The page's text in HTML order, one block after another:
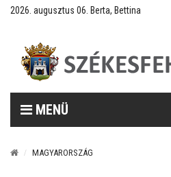
2026. augusztus 06. Berta, Bettina
MENÜ
MAGYARORSZÁG